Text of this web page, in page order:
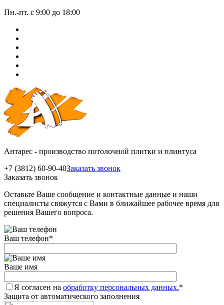
Пн.-пт. с 9:00 до 18:00
Антарес - производство потолочной плитки и плинтуса
+7 (3812) 60-90-40Заказать звонок
Заказать звонок
Оставьте Ваше сообщение и контактные данные и наши
специалисты свяжутся с Вами в ближайшее рабочее время для
решения Вашего вопроса.
Ваш телефон*
Ваше имя
Я согласен на обработку персональных данных.*
Защита от автоматического заполнения